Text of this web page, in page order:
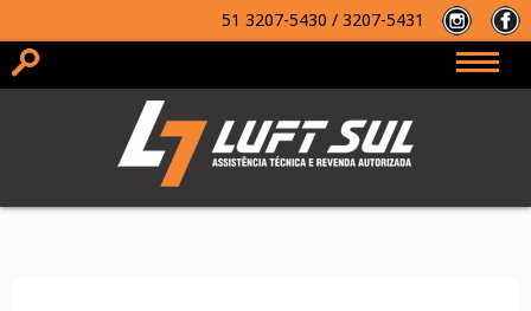
51 3207-5430 / 3207-5431